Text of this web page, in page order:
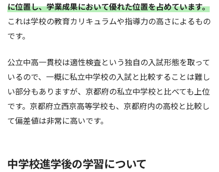
に位置し、学業成果において優れた位置を占めています。
これは学校の教育カリキュラムや指導力の高さによるもの
です。
公立中高一貫校は適性検査という独自の入試形態を取って
いるので、一概に私立中学校の入試と比較することは難し
い部分もありますが、京都府の私立中学校と比べても上位
です。京都府立西京高等学校も、京都府内の高校と比較し
て偏差値は非常に高いです。
中学校進学後の学習について